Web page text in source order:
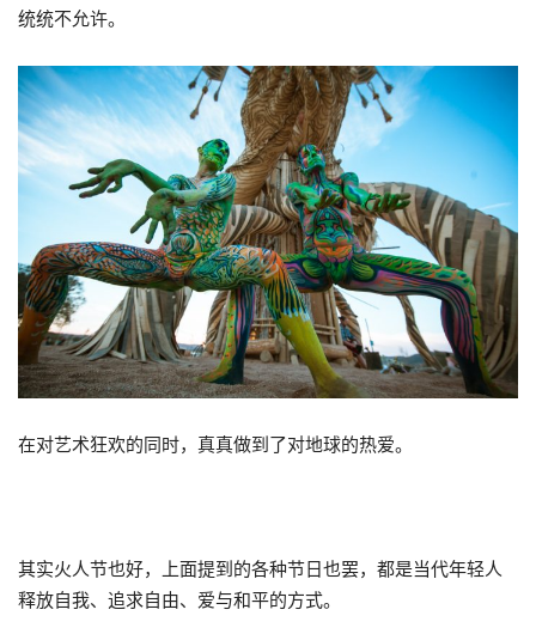
统统不允许。
在对艺术狂欢的同时，真真做到了对地球的热爱。
其实火人节也好，上面提到的各种节日也罢，都是当代年轻人
释放自我、追求自由、爱与和平的方式。